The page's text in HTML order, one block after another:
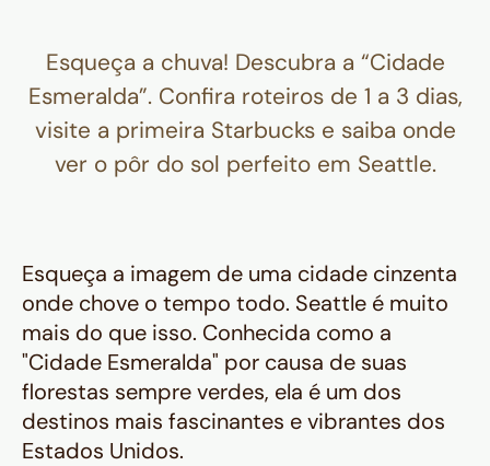
Esqueça a chuva! Descubra a “Cidade
Esmeralda”. Confira roteiros de 1 a 3 dias,
visite a primeira Starbucks e saiba onde
ver o pôr do sol perfeito em Seattle.
Esqueça a imagem de uma cidade cinzenta
onde chove o tempo todo. Seattle é muito
mais do que isso. Conhecida como a
"Cidade Esmeralda" por causa de suas
florestas sempre verdes, ela é um dos
destinos mais fascinantes e vibrantes dos
Estados Unidos.